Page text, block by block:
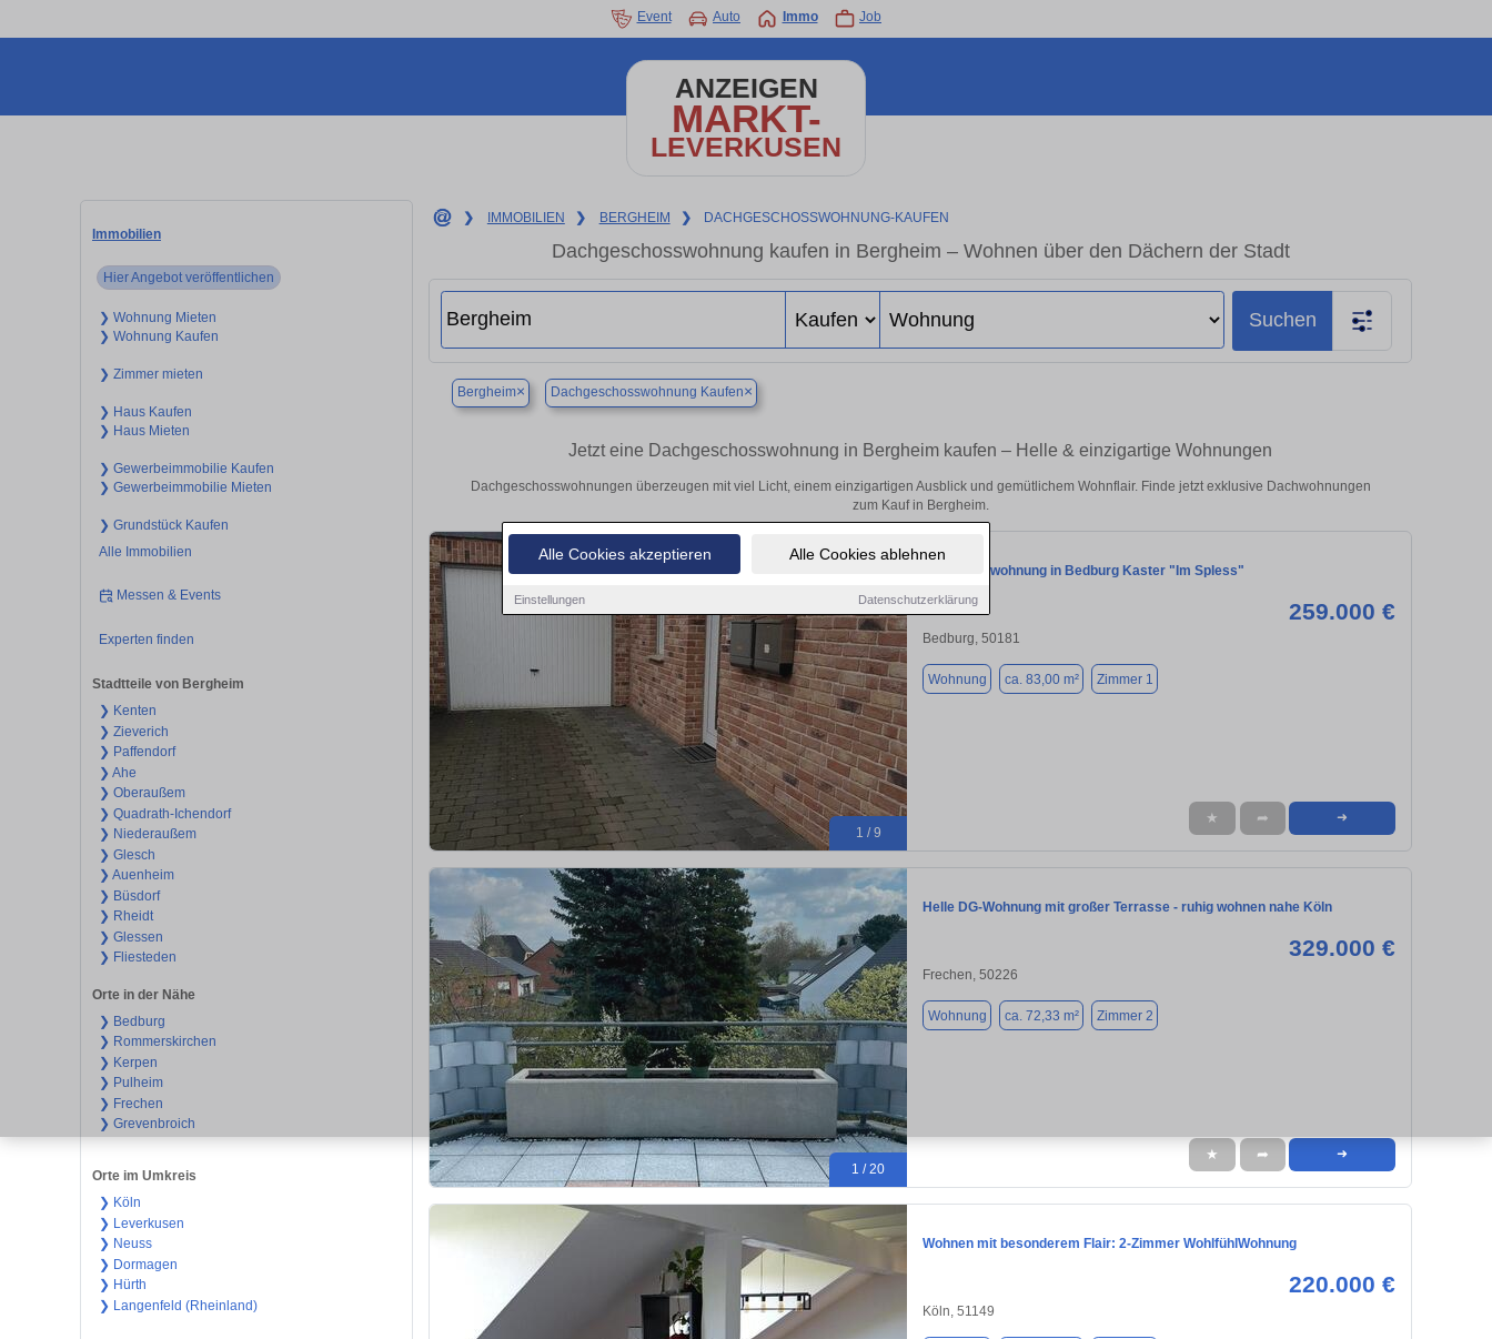
Alle Cookies akzeptieren Alle Cookies ablehnen
Einstellungen Datenschutzerklärung
Event Auto Immo Job
ANZEIGEN
MARKT-
LEVERKUSEN
Immobilien
Hier Angebot veröffentlichen
❯ Wohnung Mieten
❯ Wohnung Kaufen
❯ Zimmer mieten
❯ Haus Kaufen
❯ Haus Mieten
❯ Gewerbeimmobilie Kaufen
❯ Gewerbeimmobilie Mieten
❯ Grundstück Kaufen
Alle Immobilien
Messen & Events
Experten finden
Stadtteile von Bergheim
❯ Kenten
❯ Zieverich
❯ Paffendorf
❯ Ahe
❯ Oberaußem
❯ Quadrath-Ichendorf
❯ Niederaußem
❯ Glesch
❯ Auenheim
❯ Büsdorf
❯ Rheidt
❯ Glessen
❯ Fliesteden
Orte in der Nähe
❯ Bedburg
❯ Rommerskirchen
❯ Kerpen
❯ Pulheim
❯ Frechen
❯ Grevenbroich
Orte im Umkreis
❯ Köln
❯ Leverkusen
❯ Neuss
❯ Dormagen
❯ Hürth
❯ Langenfeld (Rheinland)
❯ IMMOBILIEN ❯ BERGHEIM ❯ DACHGESCHOSSWOHNUNG-KAUFEN
Dachgeschosswohnung kaufen in Bergheim – Wohnen über den Dächern der Stadt
Suchen
Bergheim× Dachgeschosswohnung Kaufen×
Jetzt eine Dachgeschosswohnung in Bergheim kaufen – Helle & einzigartige Wohnungen
Dachgeschosswohnungen überzeugen mit viel Licht, einem einzigartigen Ausblick und gemütlichem Wohnflair. Finde jetzt exklusive Dachwohnungen
zum Kauf in Bergheim.
1 / 9
Eigentumswohnung in Bedburg Kaster "Im Spless"
259.000 €
Bedburg, 50181
Wohnung ca. 83,00 m² Zimmer 1
★ ➦ ➜
1 / 20
Helle DG-Wohnung mit großer Terrasse - ruhig wohnen nahe Köln
329.000 €
Frechen, 50226
Wohnung ca. 72,33 m² Zimmer 2
★ ➦ ➜
Wohnen mit besonderem Flair: 2-Zimmer WohlfühlWohnung
220.000 €
Köln, 51149